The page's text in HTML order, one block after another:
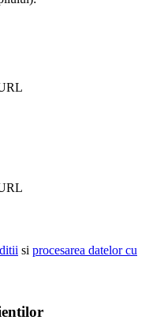
si procesarea datelor cu